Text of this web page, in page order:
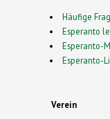
Häufige
Esperanto
Esperanto-
Esperanto-
Verein